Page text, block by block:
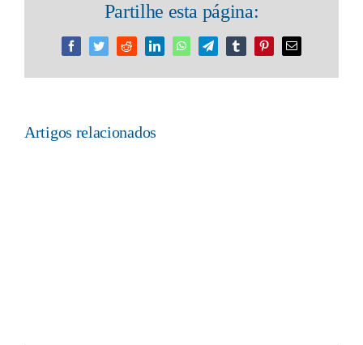
Partilhe esta página:
FacebookTwitterRedditLinkedInWhatsAppTelegramTumblrPinterestEmail
Artigos relacionados